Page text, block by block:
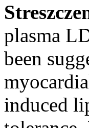
plasma
been
induced